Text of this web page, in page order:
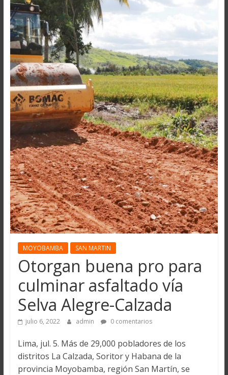
MOYOBAMBA SAN MARTIN
Otorgan buena pro para
culminar asfaltado vía
Selva Alegre-Calzada
julio 6, 2022 admin 0 comentarios
Lima, jul. 5. Más de 29,000 pobladores de los
distritos La Calzada, Soritor y Habana de la
provincia Moyobamba, región San Martín, se